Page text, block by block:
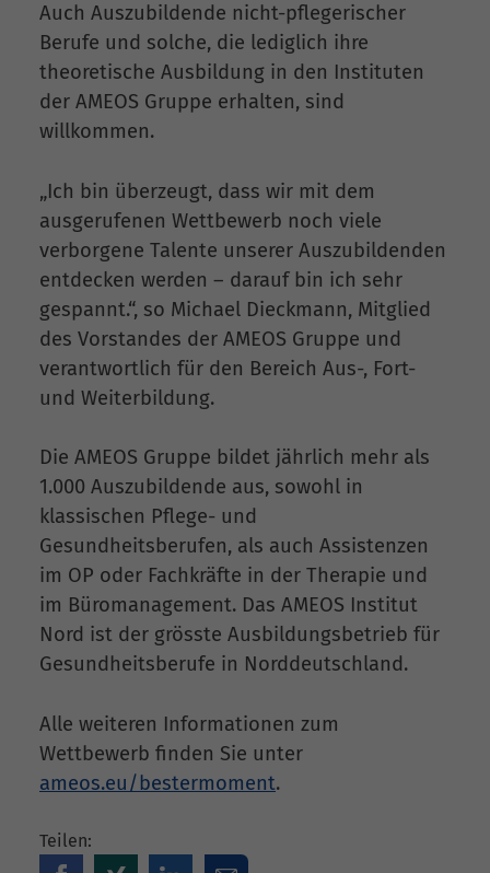
Auch Auszubildende nicht-pflegerischer
Berufe und solche, die lediglich ihre
theoretische Ausbildung in den Instituten
der AMEOS Gruppe erhalten, sind
willkommen.
„Ich bin überzeugt, dass wir mit dem
ausgerufenen Wettbewerb noch viele
verborgene Talente unserer Auszubildenden
entdecken werden – darauf bin ich sehr
gespannt.“, so Michael Dieckmann, Mitglied
des Vorstandes der AMEOS Gruppe und
verantwortlich für den Bereich Aus-, Fort-
und Weiterbildung.
Die AMEOS Gruppe bildet jährlich mehr als
1.000 Auszubildende aus, sowohl in
klassischen Pflege- und
Gesundheitsberufen, als auch Assistenzen
im OP oder Fachkräfte in der Therapie und
im Büromanagement. Das AMEOS Institut
Nord ist der grösste Ausbildungsbetrieb für
Gesundheitsberufe in Norddeutschland.
Alle weiteren Informationen zum
Wettbewerb finden Sie unter
ameos.eu/bestermoment.
Teilen: